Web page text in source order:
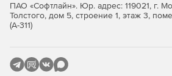
ПАО «Софтлайн». Юр. адрес: 119021, г.
Толстого, дом 5, строение 1, этаж 3,
(А-311)